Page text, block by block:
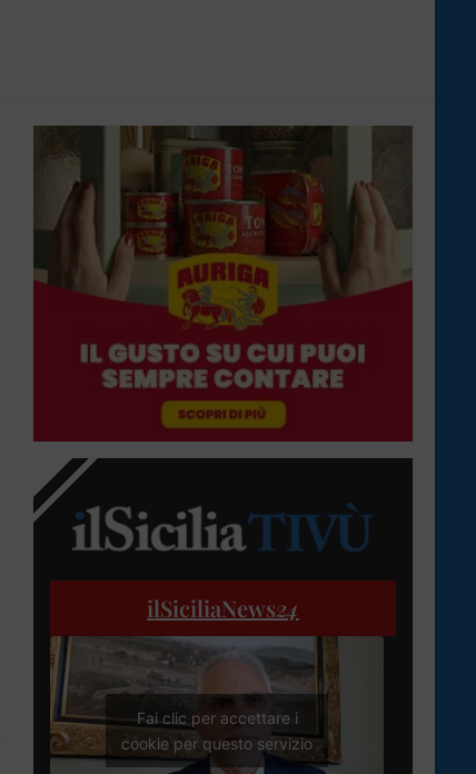
ilSiciliaNews24
Fai clic per accettare i
cookie per questo servizio